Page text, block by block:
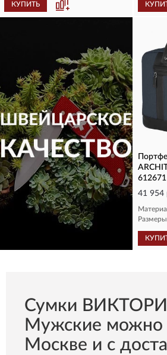
КУПИТЬ
41 954
Сумки
Мужские можно
Москве и с